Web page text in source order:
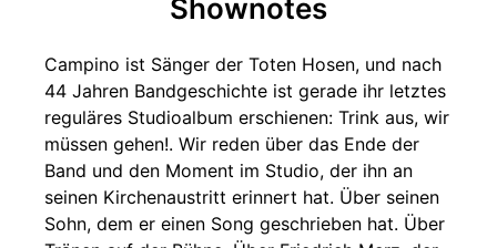
Shownotes
Campino ist Sänger der Toten Hosen, und nach
44 Jahren Bandgeschichte ist gerade ihr letztes
reguläres Studioalbum erschienen: Trink aus, wir
müssen gehen!. Wir reden über das Ende der
Band und den Moment im Studio, der ihn an
seinen Kirchenaustritt erinnert hat. Über seinen
Sohn, dem er einen Song geschrieben hat. Über